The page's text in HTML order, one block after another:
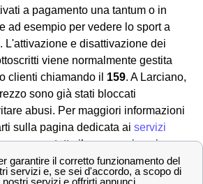
a pagamento una tantum o in
ad esempio per vedere lo sport a
L'attivazione e disattivazione dei
viene normalmente gestita
clienti chiamando il 159. A Larciano,
sono già stati bloccati
abusi. Per maggiori informazioni
sulla pagina dedicata ai servizi
sapere tutto il necessario sui
a Larciano.